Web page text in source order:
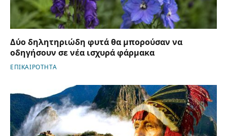
Δύο δηλητηριώδη φυτά θα μπορούσαν να
οδηγήσουν σε νέα ισχυρά φάρμακα
ΕΠΙΚΑΙΡΟΤΗΤΑ